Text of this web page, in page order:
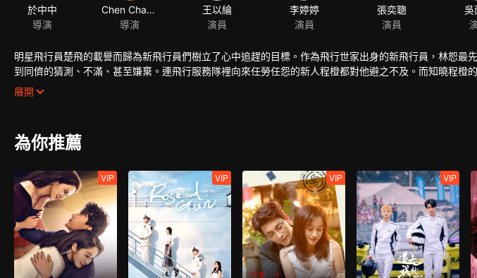
於中中
導演
Chen Chang
導演
王以綸
演員
李婷婷
演員
張奕聰
演員
吳
明星飛行員楚飛的載譽而歸為新飛行員們樹立了心中追趕的目標。作為飛行世家出身的新飛行員，林恕最
到同儕的猜測、不滿、甚至嫌棄。連飛行服務隊裡向來任勞任怨的新人程橙都對他避之不及。而知曉程橙
計劃成功，無法面對情感的林恕卻與程橙分離。一年以後，曾經的新人觀察員們已經成長為各個層級的副
互支撐著解決生活中都會遇到的難題。新一批“小飛”來報到，面貌一新的程橙重新出現在了林恕的世界裡
展開
為你推薦
VIP VIP VIP VIP